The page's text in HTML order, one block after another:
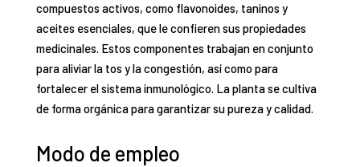
compuestos activos, como flavonoides, taninos y
aceites esenciales, que le confieren sus propiedades
medicinales. Estos componentes trabajan en conjunto
para aliviar la tos y la congestión, así como para
fortalecer el sistema inmunológico. La planta se cultiva
de forma orgánica para garantizar su pureza y calidad.
Modo de empleo